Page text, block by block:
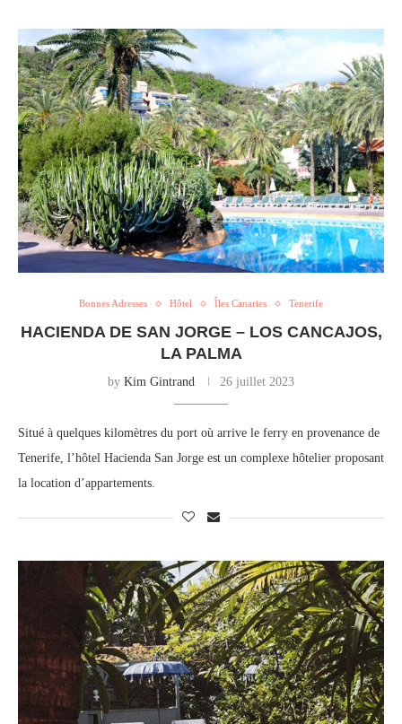
Bonnes Adresses Hôtel Îles Canaries Tenerife
HACIENDA DE SAN JORGE – LOS CANCAJOS,
LA PALMA
by Kim Gintrand 26 juillet 2023
Situé à quelques kilomètres du port où arrive le ferry en provenance de
Tenerife, l’hôtel Hacienda San Jorge est un complexe hôtelier proposant
la location d’appartements.